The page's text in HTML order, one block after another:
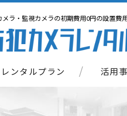
メラ・監視カメラの初期費用0円の設置
レンタルプラン 活用